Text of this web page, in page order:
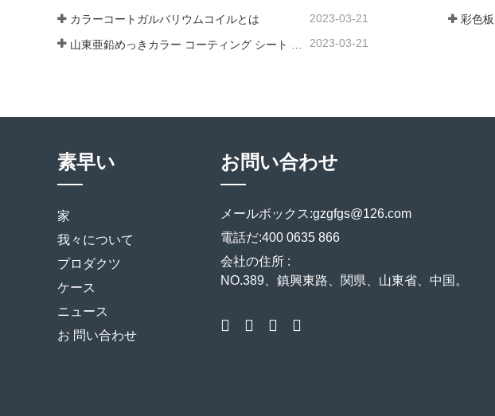
カラーコートガルバリウムコイルとは 2023-03-21
2023-03-21
素早い
家
我々について
プロダクツ
ケース
ニュース
お 問い合わせ
お問い合わせ
メールボックス:gzgfgs@126.com
電話だ:400 0635 866
会社の住所 :
NO.389、鎮興東路、関県、山東省、中国。